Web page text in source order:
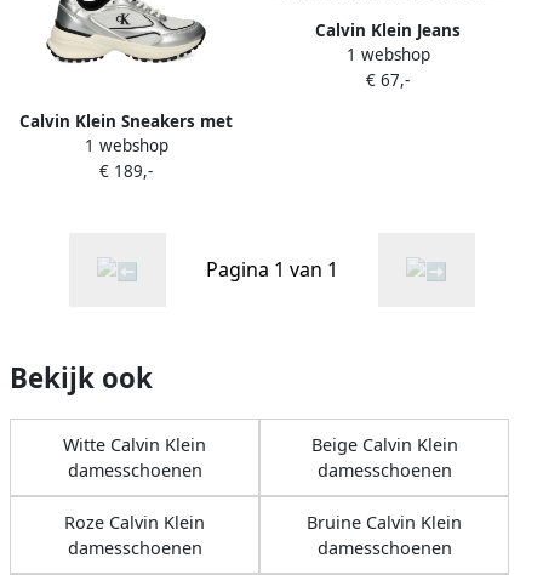
Calvin Klein Sneakers met
logo Zilver
1 webshop
€ 189,-
Calvin Klein Jeans
Teenslippers met
labelopschrift
1 webshop
€ 67,-
Pagina 1 van 1
Bekijk ook
Witte Calvin Klein
damesschoenen
Beige Calvin Klein
damesschoenen
Roze Calvin Klein
damesschoenen
Bruine Calvin Klein
damesschoenen